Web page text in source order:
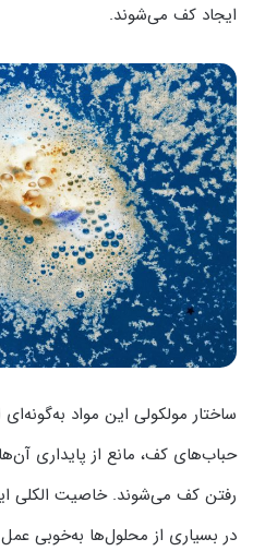
ایجاد کف می‌شوند.
ساختار مولکولی این مواد
حباب‌های کف، مانع از پایداری
رفتن کف می‌شوند. خاصیت الکلی
در بسیاری از محلول‌ها به‌خوبی